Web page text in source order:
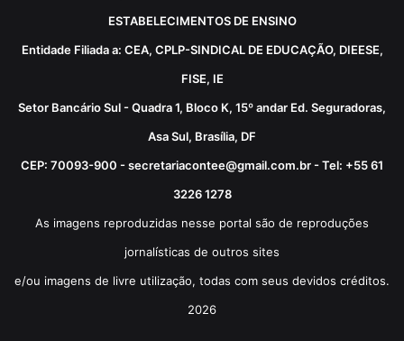
ESTABELECIMENTOS DE ENSINO
Entidade Filiada a: CEA, CPLP-SINDICAL DE EDUCAÇÃO, DIEESE,
FISE, IE
Setor Bancário Sul - Quadra 1, Bloco K, 15º andar Ed. Seguradoras,
Asa Sul, Brasília, DF
CEP: 70093-900 - secretariacontee@gmail.com.br - Tel: +55 61
3226 1278
As imagens reproduzidas nesse portal são de reproduções
jornalísticas de outros sites
e/ou imagens de livre utilização, todas com seus devidos créditos.
2026